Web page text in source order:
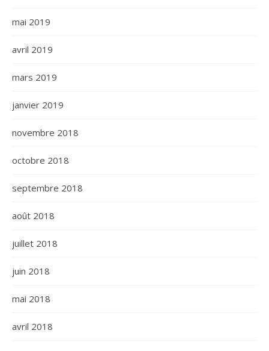
mai 2019
avril 2019
mars 2019
janvier 2019
novembre 2018
octobre 2018
septembre 2018
août 2018
juillet 2018
juin 2018
mai 2018
avril 2018